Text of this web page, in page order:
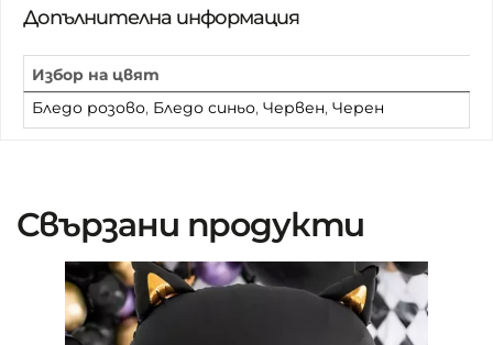
Допълнителна информация
Избор на цвят
Бледо розово, Бледо синьо, Червен, Черен
Свързани продукти